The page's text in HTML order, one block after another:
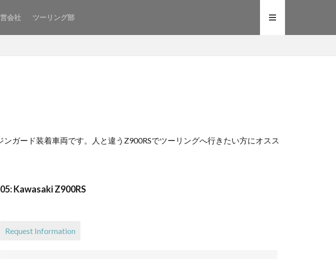
会社 ツーリング部
ガード装着車両です。人と違うZ900RSでツーリングへ行きたい方にオスス
05: Kawasaki Z900RS
Request Information